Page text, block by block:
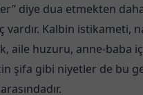
diye dua etmekten
vardır. Kalbin istikameti,
aile huzuru, anne-baba
şifa gibi niyetler de bu